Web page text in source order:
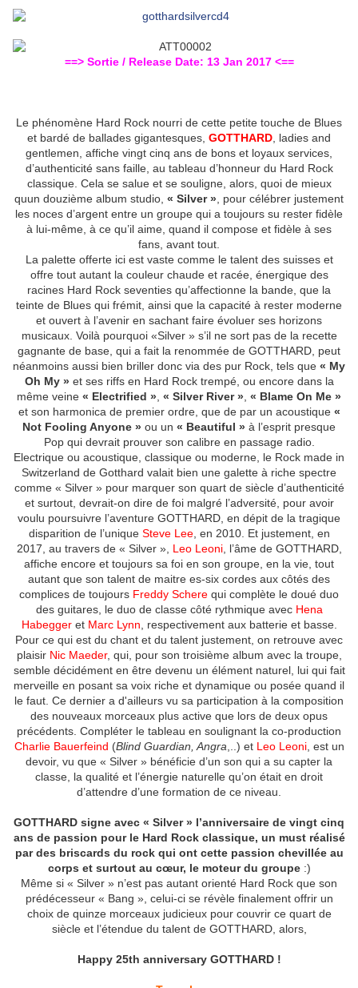
==> Sortie / Release Date: 13 Jan 2017 <==
Le phénomène Hard Rock nourri de cette petite touche de Blues
et bardé de ballades gigantesques, GOTTHARD , ladies and
gentlemen, affiche vingt cinq ans de bons et loyaux services,
d’authenticité sans faille, au tableau d’honneur du Hard Rock
classique. Cela se salue et se souligne, alors, quoi de mieux
quun douzième album studio, « Silver » , pour célébrer justement
les noces d’argent entre un groupe qui a toujours su rester fidèle
à lui-même, à ce qu’il aime, quand il compose et fidèle à ses
fans, avant tout.
La palette offerte ici est vaste comme le talent des suisses et
offre tout autant la couleur chaude et racée, énergique des
racines Hard Rock seventies qu’affectionne la bande, que la
teinte de Blues qui frémit, ainsi que la capacité à rester moderne
et ouvert à l’avenir en sachant faire évoluer ses horizons
musicaux. Voilà pourquoi «Silver » s’il ne sort pas de la recette
gagnante de base, qui a fait la renommée de GOTTHARD, peut
néanmoins aussi bien briller donc via des pur Rock, tels que « My
Oh My »et ses riffs en Hard Rock trempé, ou encore dans la
même veine « Electrified » « Silver River » « Blame On Me »
et son harmonica de premier ordre, que de par un acoustique «
Not Fooling Anyone » ou un « Beautiful » à l’esprit presque
Pop qui devrait prouver son calibre en passage radio.
Electrique ou acoustique, classique ou moderne, le Rock made in
Switzerland de Gotthard valait bien une galette à riche spectre
comme « Silver » pour marquer son quart de siècle d’authenticité
et surtout, devrait-on dire de foi malgré l’adversité, pour avoir
voulu poursuivre l’aventure GOTTHARD, en dépit de la tragique
disparition de l’unique Steve Lee, en 2010. Et justement, en
2017, au travers de « Silver », Leo Leoni, l’âme de GOTTHARD,
affiche encore et toujours sa foi en son groupe, en la vie, tout
autant que son talent de maitre es-six cordes aux côtés des
complices de toujours Freddy Schere qui complète le doué duo
des guitares, le duo de classe côté rythmique avec Hena
Habeggeret Marc Lynn , respectivement aux batterie et basse.
Pour ce qui est du chant et du talent justement, on retrouve avec
plaisir Nic Maeder, qui, pour son troisième album avec la troupe,
semble décidément en être devenu un élément naturel, lui qui fait
merveille en posant sa voix riche et dynamique ou posée quand il
le faut. Ce dernier a d'ailleurs vu sa participation à la composition
des nouveaux morceaux plus active que lors de deux opus
précédents. Compléter le tableau en soulignant la co-production
Charlie Bauerfeind (Blind Guardian, Angra ,..) et Leo Leoni, est un
devoir, vu que « Silver » bénéficie d’un son qui a su capter la
classe, la qualité et l’énergie naturelle qu’on était en droit
d’attendre d’une formation de ce niveau.
GOTTHARD signe avec « Silver » l’anniversaire de vingt cinq
ans de passion pour le Hard Rock classique, un must réalisé
par des briscards du rock qui ont cette passion chevillée au
corps et surtout au cœur, le moteur du groupe:)
Même si « Silver » n’est pas autant orienté Hard Rock que son
prédécesseur « Bang », celui-ci se révèle finalement offrir un
choix de quinze morceaux judicieux pour couvrir ce quart de
siècle et l’étendue du talent de GOTTHARD, alors,
Happy 25th anniversary GOTTHARD !